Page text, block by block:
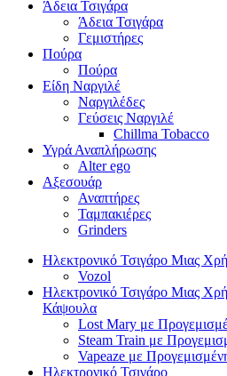
Άδεια Τσιγάρα
Άδεια Τσιγάρα
Γεμιστήρες
Πούρα
Πούρα
Είδη Ναργιλέ
Ναργιλέδες
Γεύσεις Ναργιλέ
Chillma Tobacco
Υγρά Αναπλήρωσης
Alter ego
Αξεσουάρ
Αναπτήρες
Ταμπακιέρες
Grinders
Ηλεκτρονικό Τσιγάρο Μιας
Vozol
Ηλεκτρονικό Τσιγάρο Μιας
Κάψουλα
Lost Mary με
Steam Train με
Vapeaze με
Ηλεκτρονικό Τσιγάρο